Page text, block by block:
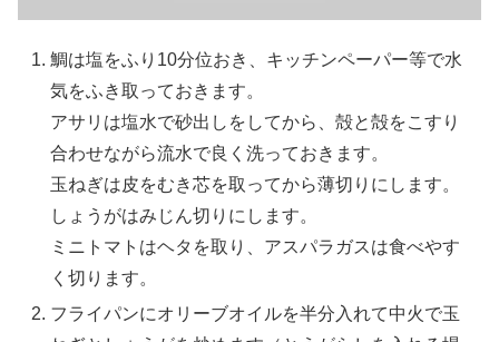
鯛は塩をふり10分位おき、キッチンペーパー等で水
気をふき取っておきます。
アサリは塩水で砂出しをしてから、殻と殻をこすり
合わせながら流水で良く洗っておきます。
玉ねぎは皮をむき芯を取ってから薄切りにします。
しょうがはみじん切りにします。
ミニトマトはヘタを取り、アスパラガスは食べやす
く切ります。
フライパンにオリーブオイルを半分入れて中火で玉